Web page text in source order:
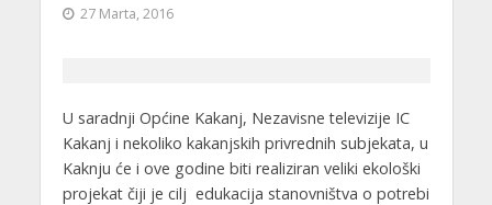
27 Marta, 2016
U saradnji Općine Kakanj, Nezavisne televizije IC
Kakanj i nekoliko kakanjskih privrednih subjekata, u
Kaknju će i ove godine biti realiziran veliki ekološki
projekat čiji je cilj edukacija stanovništva o potrebi